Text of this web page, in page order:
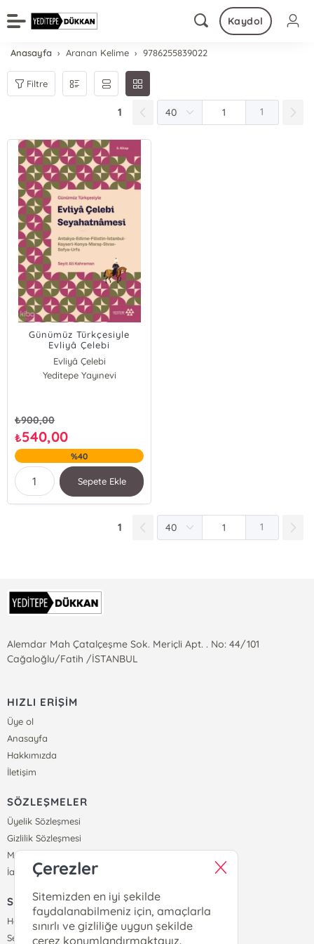
Kaydol
Anasayfa Aranan Kelime 9786255839022
Filtre
1 1
Günümüz Türkçesiyle
Evliyâ Çelebi
Seyahatnâmesi 3.
Kitap;Antakya-Edirne-
Filistin-İstanbul-Kayseri-
Evliyâ Çelebi
Yeditepe Yayınevi
₺900,00
₺540,00
%40
Sepete Ekle
1 1
Alemdar Mah Çatalçeşme Sok. Meriçli Apt. . No: 44/101
Cağaloğlu/Fatih /İSTANBUL
HIZLI ERİŞİM
Üye ol
Anasayfa
Hakkımızda
İletişim
SÖZLEŞMELER
Üyelik Sözleşmesi
Gizlilik Sözleşmesi
Mesafeli Satış Sözleşmesi
İade ve Teslimat Koşulları
SİPARİŞ
Hesabım
Sepetim
Çerezler
Sitemizden en iyi şekilde
faydalanabilmeniz için, amaçlarla
sınırlı ve gizliliğe uygun şekilde
çerez konumlandırmaktayız.